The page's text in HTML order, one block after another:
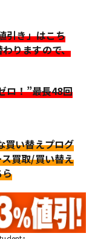
引き」はこち
りますので、
ロ！”最長48回
買い替えプログ
買取/買い替え